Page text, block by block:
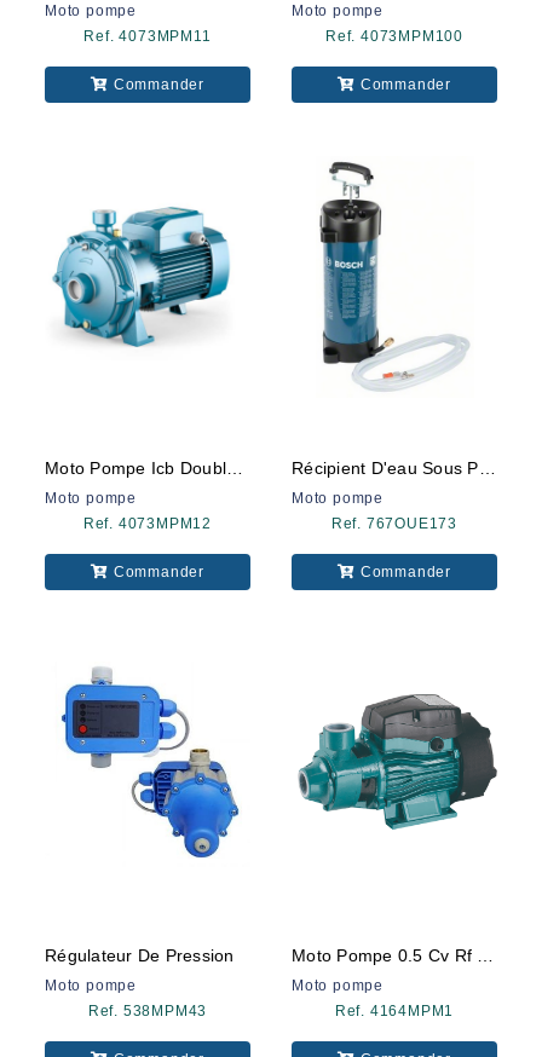
Moto pompe
Ref. 4073MPM11
Commander
Moto pompe
Ref. 4073MPM100
Commander
Moto pompe
Ref. 4073MPM12
Commander
Moto pompe
Ref. 767OUE173
Commander
Régulateur De Pression
Moto pompe
Ref. 538MPM43
Moto pompe
Ref. 4164MPM1